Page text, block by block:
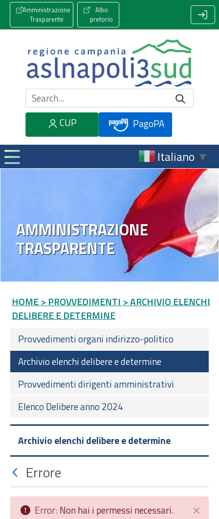
Amministrazione
Trasparente
Albo
pretorio
Cerca nel sito
CUP
PagoPA
Italiano ▼
AMMINISTRAZIONE
TRASPARENTE
HOME > PROVVEDIMENTI > ARCHIVIO ELENCHI
DELIBERE E DETERMINE
Provvedimenti organi indirizzo-politico
Archivio elenchi delibere e determine
Provvedimenti dirigenti amministrativi
Elenco Delibere anno 2024
Archivio elenchi delibere e determine
Errore
Chiudi
Error: Non hai i permessi necessari.